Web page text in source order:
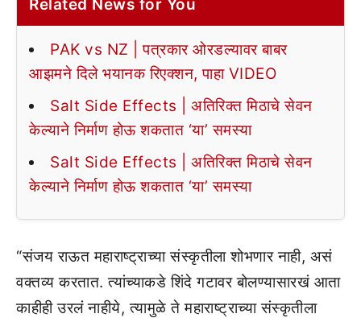
Related News for You
PAK vs NZ | पत्रकार ओरडल्यावर बाबर
आझमने दिले भयानक रिएक्शन, पाहा VIDEO
Salt Side Effects | अतिरिक्त मिठाचे सेवन
केल्याने निर्माण होऊ शकतात ‘या’ समस्या
Salt Side Effects | अतिरिक्त मिठाचे सेवन
केल्याने निर्माण होऊ शकतात ‘या’ समस्या
“संजय राऊत महाराष्ट्राच्या संस्कृतीला शोभणार नाही, असं
वक्तव्य करतात. त्यांच्याकडे शिंदे गटावर बोलण्यासारखं आता
काहीही उरलं नाहीये, त्यामुळे ते महाराष्ट्राच्या संस्कृतीला